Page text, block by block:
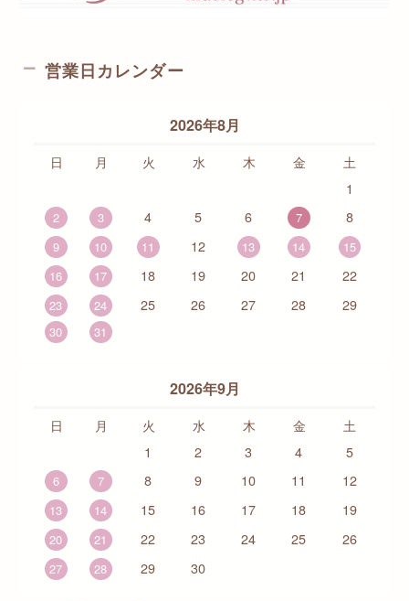
営業日カレンダー
2026年8月
日 月 火 水 木 金
土
1
2 3 4 5 6 7 8
9 10 11 12 13 14
15
16
17 18 19 20 21 22
23 24 25 26 27 28 29
30 31
2026年9月
日 月 火 水 木 金
土
1
2 3 4 5
6 7 8 9 10 11 12
13 14 15 16 17 18 19
20 21 22 23 24 25 26
27 28 29 30